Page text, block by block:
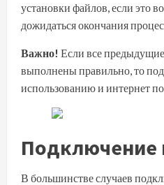
установки файлов, если это
дожидаться окончания
Важно! Если все
выполнены правильно, то
использованию и интернет
Подключение
В большинстве случаев